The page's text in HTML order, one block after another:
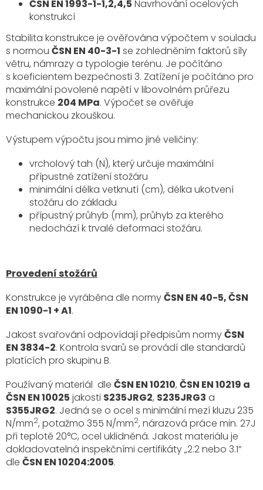
ČSN EN 1993-1-1,2,4,5 Navrhování ocelových
konstrukcí
Stabilita konstrukce je ověřována výpočtem v souladu
s normou ČSN EN 40-3-1 se zohledněním faktorů síly
větru, námrazy a typologie terénu. Je počítáno
s koeficientem bezpečnosti 3. Zatížení je počítáno pro
maximální povolené napětí v libovolném průřezu
konstrukce 204 MPa. Výpočet se ověřuje
mechanickou zkouškou.
Výstupem výpočtu jsou mimo jiné veličiny:
vrcholový tah (N), který určuje maximální
přípustné zatížení stožáru
minimální délka vetknutí (cm), délka ukotvení
stožáru do základu
přípustný průhyb (mm), průhyb za kterého
nedochází k trvalé deformaci stožáru.
Provedení stožárů
Konstrukce je vyráběna dle normyČSN EN 40-5, ČSN
EN 1090-1 + A1.
Jakost svařování odpovídají předpisům normyČSN
EN 3834-2. Kontrola svarů se provádí dle standardů
platících pro skupinu B.
Používaný materiál dle ČSN EN 10210, ČSN EN 10219 a
ČSN EN 10025 jakosti S235JRG2, S235JRG3 a
S355JRG2. Jedná se o ocel s minimální mezí kluzu 235
N/mm2, potažmo 355 N/mm2, nárazová práce min. 27J
při teplotě 20°C, ocel uklidněná. Jakost materiálu je
dokladovatelná inspekčními certifikáty „2.2 nebo 3.1“
dle ČSN EN 10204:2005.